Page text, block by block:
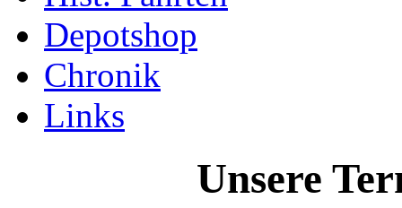
Depotshop
Chronik
Links
Unsere